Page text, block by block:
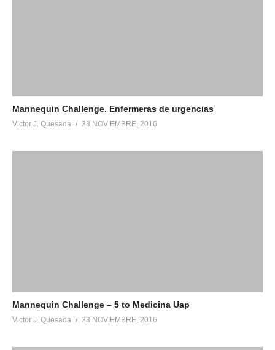
Mannequin Challenge. Enfermeras de urgencias
Victor J. Quesada 23 NOVIEMBRE, 2016
Mannequin Challenge – 5 to Medicina Uap
Victor J. Quesada 23 NOVIEMBRE, 2016